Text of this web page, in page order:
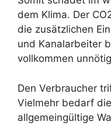
dem Klima. Der
die zusätzlichen
und Kanalarbeiter
vollkommen
Den Verbraucher
Vielmehr bedarf
allgemeingültige